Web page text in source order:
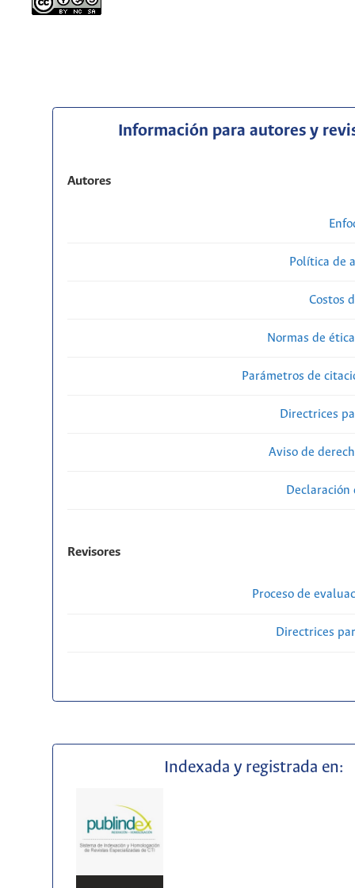
Información para autores y
Autores
Política de
Costos
Normas de
Parámetros de
Directrices
Aviso de
Revisores
Proceso de
Directrices
Indexada y registrada en: